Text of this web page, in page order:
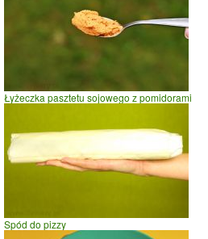
Łyżeczka pasztetu sojowego z pomidorami
Spód do pizzy